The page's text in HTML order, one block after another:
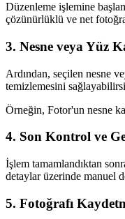
Düzenleme işlemine
çözünürlüklü ve net
3. Nesne veya Yüz
Ardından, seçilen nesne
temizlemesini
Örneğin, Fotor'un nesne
4. Son Kontrol ve
İşlem tamamlandıktan
detaylar üzerinde manuel
5. Fotoğrafı